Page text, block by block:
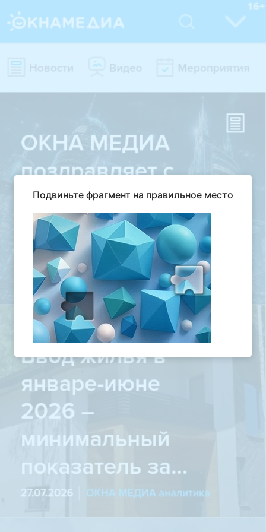
Подвиньте фрагмент на правильное место